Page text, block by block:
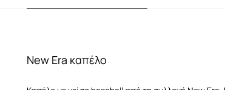
New Era καπέλο